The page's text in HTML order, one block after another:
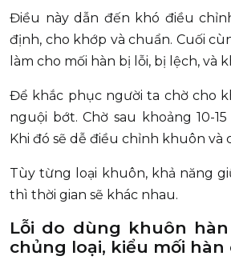
Điều này dẫn đến khó điều
định, cho khớp và chuẩn. Cuối
làm cho mối hàn bị lỗi, bị lệch, và
Để khắc phục người ta chờ cho
nguội bớt. Chờ sau khoảng 10-
Khi đó sẽ dễ điều chỉnh khuôn và
Tùy từng loại khuôn, khả năng
thì thời gian sẽ khác nhau.
Lỗi do dùng khuôn
chủng loại, kiểu mối hàn